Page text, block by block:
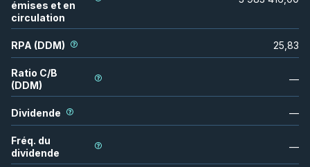
émises et en
circulation
RPA (DDM) 25,83
Ratio C/B
(DDM)
—
Dividende —
Fréq. du
dividende
—